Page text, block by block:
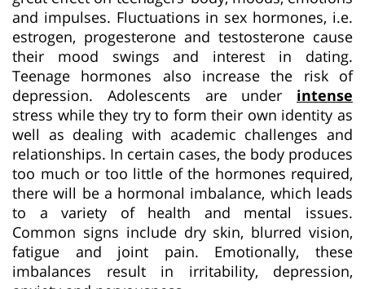
and impulses. Fluctuations in sex hormones, i.e.
estrogen, progesterone and testosterone cause
their mood swings and interest in dating.
Teenage hormones also increase the risk of
depression. Adolescents are under intense
stress while they try to form their own identity as
well as dealing with academic challenges and
relationships. In certain cases, the body produces
too much or too little of the hormones required,
there will be a hormonal imbalance, which leads
to a variety of health and mental issues.
Common signs include dry skin, blurred vision,
fatigue and joint pain. Emotionally, these
imbalances result in irritability, depression,